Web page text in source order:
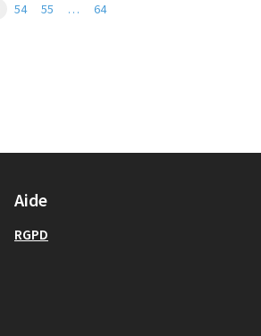
54 55 …
64
Aide
RGPD